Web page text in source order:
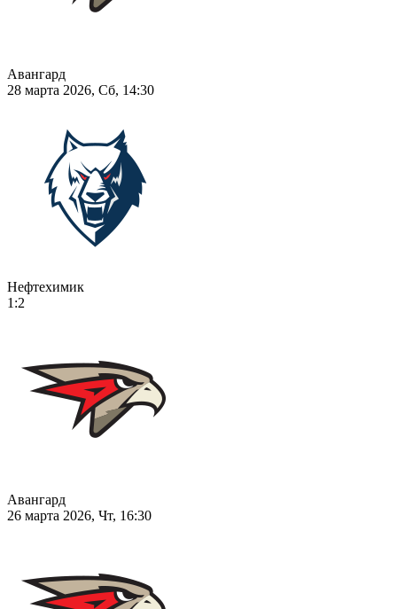
Авангард
28 марта 2026, Сб, 14:30
Нефтехимик
1:2
Авангард
26 марта 2026, Чт, 16:30